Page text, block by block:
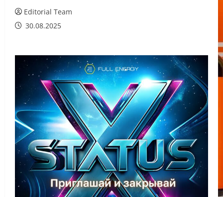
Editorial Team
30.08.2025